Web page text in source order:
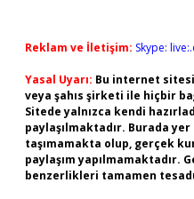
Reklam ve İletişim: Skype:
Yasal Uyarı: Bu internet
veya şahıs şirketi ile hiçbir
Sitede yalnızca kendi
paylaşılmaktadır. Burada
taşımamakta olup, gerçek
paylaşım yapılmamaktadır.
benzerlikleri tamamen